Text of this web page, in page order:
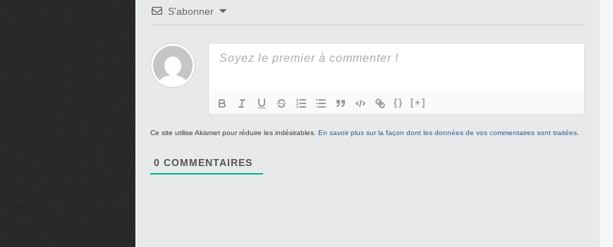
S’abonner
{} [+]
Ce site utilise Akismet pour réduire les indésirables. En savoir plus sur la façon dont les données de vos commentaires sont traitées
0 COMMENTAIRES